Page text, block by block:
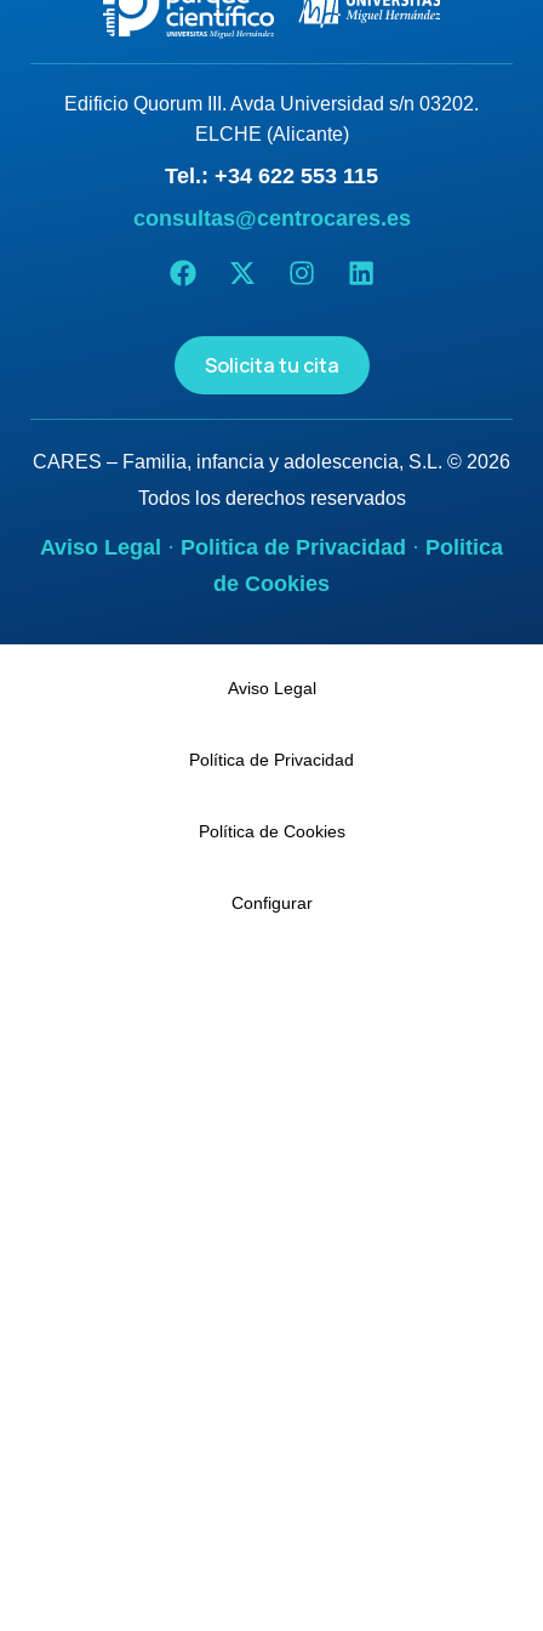
Edificio Quorum III. Avda Universidad s/n 03202.
ELCHE (Alicante)
Tel.: +34 622 553 115
consultas@centrocares.es
Solicita tu cita
CARES – Familia, infancia y adolescencia, S.L. © 2026
Todos los derechos reservados
Aviso Legal · Politica de Privacidad · Politica
de Cookies
Aviso Legal
Política de Privacidad
Política de Cookies
Configurar